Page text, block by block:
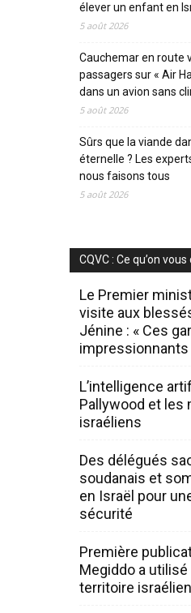
élever un enfant en
5 août 2026
Cauchemar en route
passagers sur « Air
dans un avion sans
5 août 2026
Sûrs que la viande
éternelle ? Les
nous faisons tous
5 août 2026
CQVC : Ce qu’on
Le Premier
visite aux
Jénine : « Ces
impressionnants
L’intelligence
Pallywood et les
israéliens
Des délégués
soudanais et
en Israël pour
sécurité
Première
Megiddo a
territoire israélien